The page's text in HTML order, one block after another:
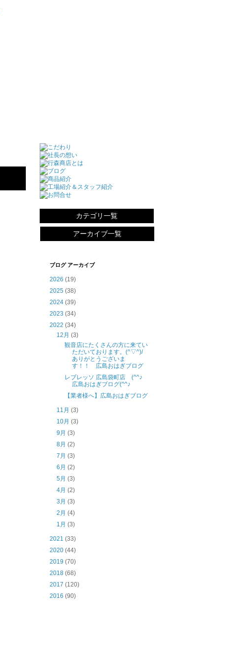
カテゴリ一覧
アーカイブ一覧
ブログ アーカイブ
2026 (19)
2025 (38)
2024 (39)
2023 (34)
2022 (34)
12月 (3)
観音店にたくさんの方に来てい
ただいております。(^▽^)/
ありがとうございま
す！！ 広島おはぎブログ
レブレッソ 広島袋町店 (^^♪
広島おはぎブログ(^^♪
【業者様へ】広島おはぎブログ
11月 (3)
10月 (3)
9月 (3)
8月 (2)
7月 (3)
6月 (2)
5月 (3)
4月 (2)
3月 (3)
2月 (4)
1月 (3)
2021 (33)
2020 (44)
2019 (70)
2018 (68)
2017 (120)
2016 (90)